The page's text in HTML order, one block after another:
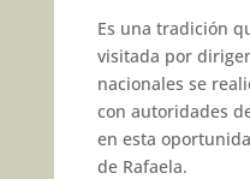
Es una tradición
visitada por
nacionales se
con autoridades
en esta
de Rafaela.